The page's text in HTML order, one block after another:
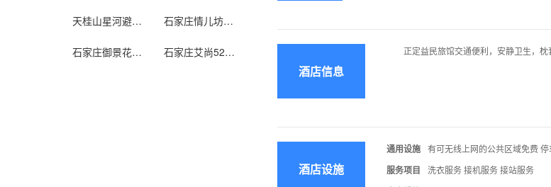
天桂山星河避暑山庄 石家庄情儿坊公寓
石家庄御景花园假日酒店 石家庄艾尚520主题酒店
酒店信息
正定益民旅馆交通便利，安静卫生，枕
酒店设施
通用设施 有可无线上网的公共区域免费
服务项目 洗衣服务 接机服务 接站服务